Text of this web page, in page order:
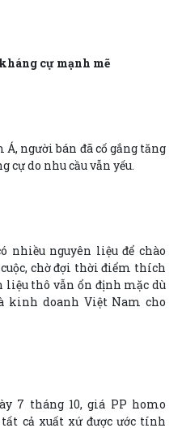
cự mạnh mẽ
người bán đã cố gắng tăng
do nhu cầu vẫn yếu.
nhiều nguyên liệu để chào
chờ đợi thời điểm thích
liệu thô vẫn ổn định mặc dù
kinh doanh Việt Nam cho
7 tháng 10, giá PP homo
cả xuất xứ được ước tính